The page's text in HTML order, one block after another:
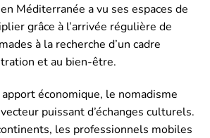
Méditerranée a vu ses espaces de
grâce à l’arrivée régulière de
à la recherche d’un cadre
et au bien-être.
économique, le nomadisme
puissant d’échanges culturels.
les professionnels mobiles